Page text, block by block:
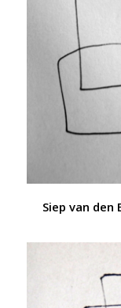
Siep van